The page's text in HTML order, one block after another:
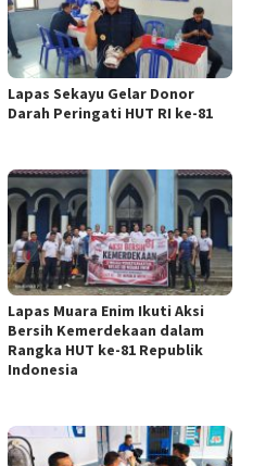
Lapas Sekayu Gelar Donor
Darah Peringati HUT RI ke-81
Lapas Muara Enim Ikuti Aksi
Bersih Kemerdekaan dalam
Rangka HUT ke-81 Republik
Indonesia